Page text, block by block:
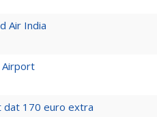
Air India
Airport
dat 170 euro extra